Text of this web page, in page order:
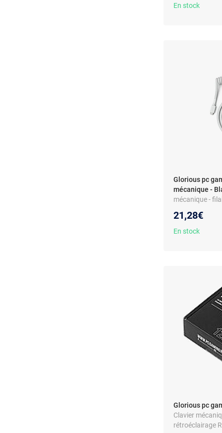
En stock
Glorious pc
mécanique -
mécanique -
21,28€
En stock
Glorious pc
Clavier
rétroéclairage